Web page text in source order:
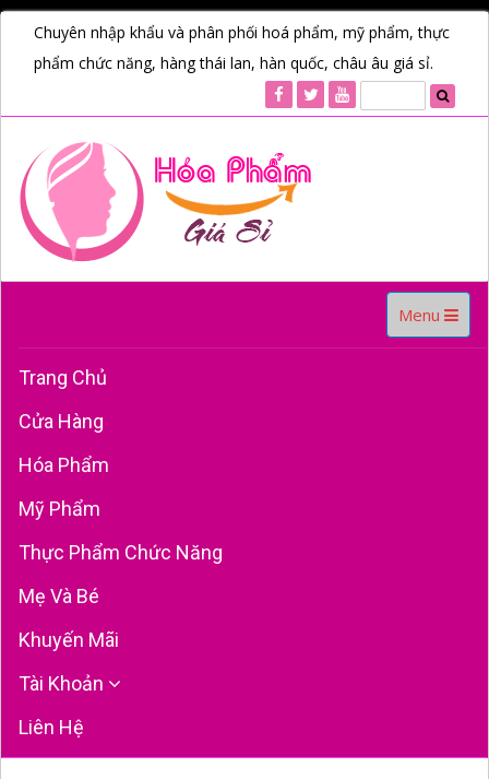
Chuyên nhập khẩu và phân phối hoá phẩm, mỹ phẩm, thực
phẩm chức năng, hàng thái lan, hàn quốc, châu âu giá sỉ.
Toggle
navigation
Menu
Trang Chủ
Cửa Hàng
Hóa Phẩm
Mỹ Phẩm
Thực Phẩm Chức Năng
Mẹ Và Bé
Khuyến Mãi
Tài Khoản
Liên Hệ